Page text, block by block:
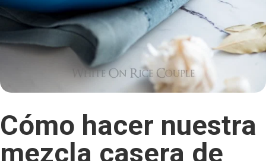
Cómo hacer nuestra
mezcla casera de